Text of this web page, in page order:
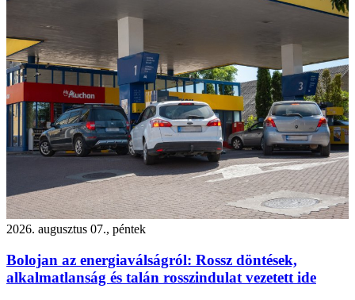
2026. augusztus 07., péntek
Bolojan az energiaválságról: Rossz döntések,
alkalmatlanság és talán rosszindulat vezetett ide